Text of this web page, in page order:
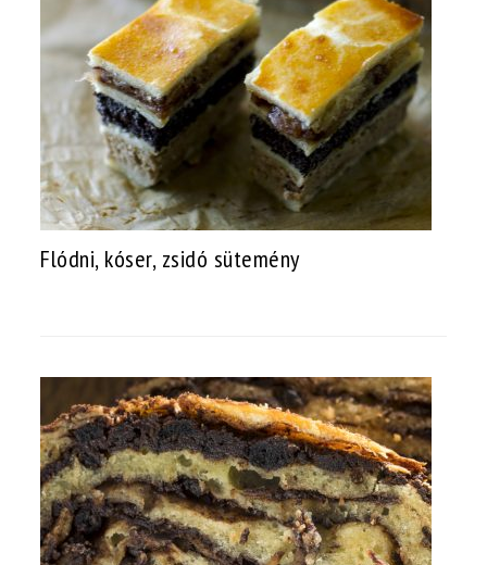
Flódni, kóser, zsidó sütemény